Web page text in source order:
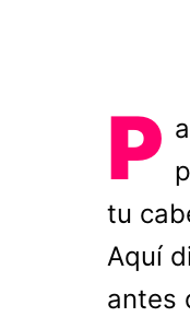
P
tu
Aquí
antes